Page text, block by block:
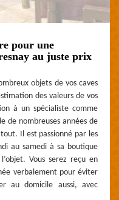
pour une
au juste prix
objets de vos caves
des valeurs de vos
à un spécialiste comme
de nombreuses années de
Il est passionné par les
au samedi à sa boutique
Vous serez reçu en
verbalement pour éviter
au domicile aussi, avec